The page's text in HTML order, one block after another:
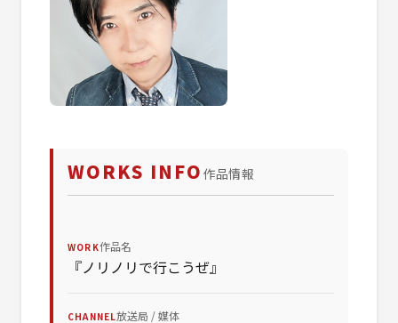
WORKS INFO 作品情報
WORK作品名
『ノリノリで行こうぜ』
CHANNEL放送局 / 媒体